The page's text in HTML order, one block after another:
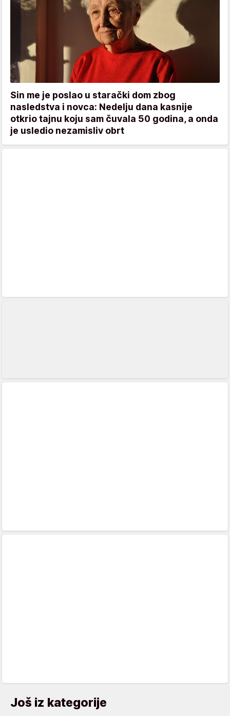
Sin me je poslao u starački dom zbog
nasledstva i novca: Nedelju dana kasnije
otkrio tajnu koju sam čuvala 50 godina, a onda
je usledio nezamisliv obrt
Još iz kategorije